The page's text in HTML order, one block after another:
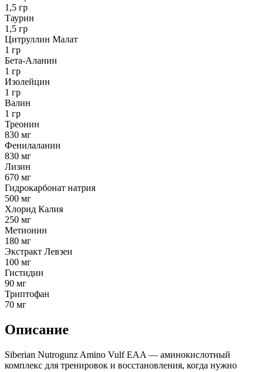
1,5 гр
Таурин
1,5 гр
Цитруллин Малат
1 гр
Бета-Аланин
1 гр
Изолейцин
1 гр
Валин
1 гр
Треонин
830 мг
Фенилаланин
830 мг
Лизин
670 мг
Гидрокарбонат натрия
500 мг
Хлорид Калия
250 мг
Метионин
180 мг
Экстракт Левзеи
100 мг
Гистидин
90 мг
Триптофан
70 мг
Описание
Siberian Nutrogunz Amino Vulf EAA — аминокислотный
комплекс для тренировок и восстановления, когда нужно